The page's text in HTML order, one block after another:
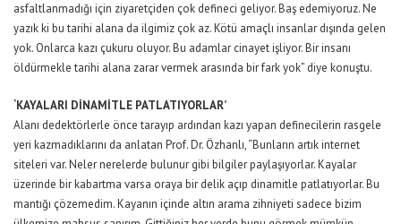
asfaltlanmadığı için ziyaretçiden çok defineci geliyor. Baş edemiyoruz. Ne
yazık ki bu tarihi alana da ilgimiz çok az. Kötü amaçlı insanlar dışında gelen
yok. Onlarca kazı çukuru oluyor. Bu adamlar cinayet işliyor. Bir insanı
öldürmekle tarihi alana zarar vermek arasında bir fark yok” diye konuştu.
‘KAYALARI DİNAMİTLE PATLATIYORLAR’
Alanı dedektörlerle önce tarayıp ardından kazı yapan definecilerin rasgele
yeri kazmadıklarını da anlatan Prof. Dr. Özhanlı, “Bunların artık internet
siteleri var. Neler nerelerde bulunur gibi bilgiler paylaşıyorlar. Kayalar
üzerinde bir kabartma varsa oraya bir delik açıp dinamitle patlatıyorlar. Bu
mantığı çözemedim. Kayanın içinde altın arama zihniyeti sadece bizim